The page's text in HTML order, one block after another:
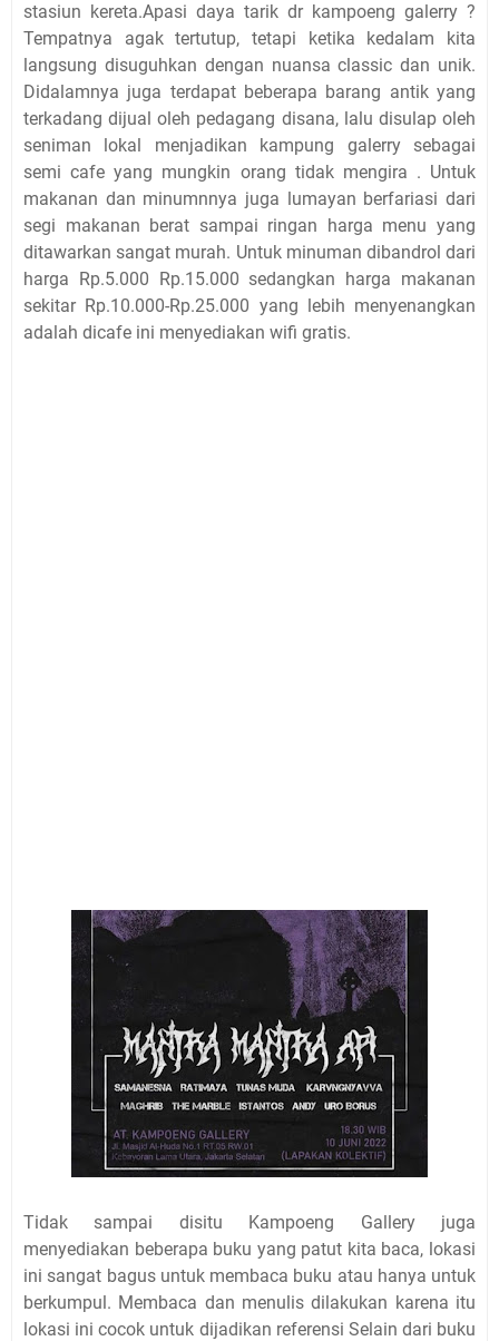
stasiun kereta.Apasi daya tarik dr kampoeng galerry ?
Tempatnya agak tertutup, tetapi ketika kedalam kita
langsung disuguhkan dengan nuansa classic dan unik.
Didalamnya juga terdapat beberapa barang antik yang
terkadang dijual oleh pedagang disana, lalu disulap oleh
seniman lokal menjadikan kampung galerry sebagai
semi cafe yang mungkin orang tidak mengira . Untuk
makanan dan minumnnya juga lumayan berfariasi dari
segi makanan berat sampai ringan harga menu yang
ditawarkan sangat murah. Untuk minuman dibandrol dari
harga Rp.5.000 Rp.15.000 sedangkan harga makanan
sekitar Rp.10.000-Rp.25.000 yang lebih menyenangkan
adalah dicafe ini menyediakan wifi gratis.
Tidak sampai disitu Kampoeng Gallery juga
menyediakan beberapa buku yang patut kita baca, lokasi
ini sangat bagus untuk membaca buku atau hanya untuk
berkumpul. Membaca dan menulis dilakukan karena itu
lokasi ini cocok untuk dijadikan referensi Selain dari buku